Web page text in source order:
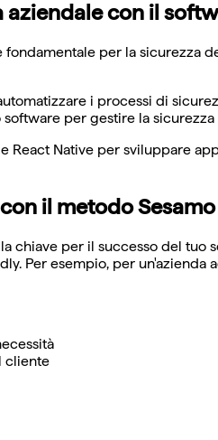
con il
fondamentale per la sicurezza
i processi di
per gestire la
React Native per sviluppare
il metodo Sesamo
chiave per il successo del tuo
Per esempio, per
cliente